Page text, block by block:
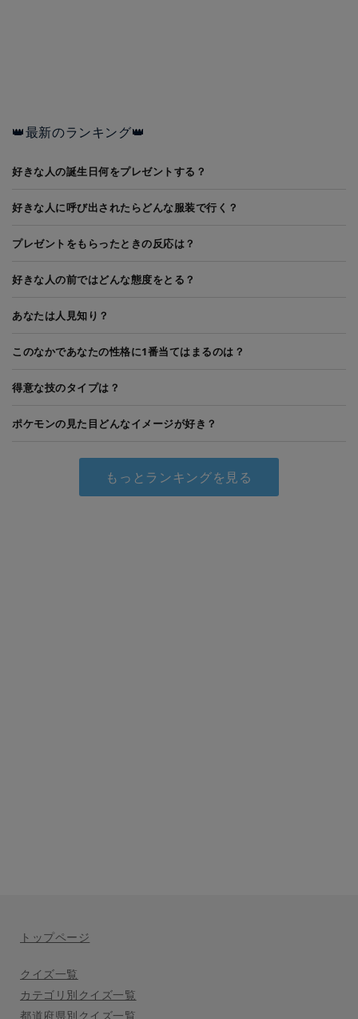
👑最新のランキング👑
好きな人の誕生日何をプレゼントする？
好きな人に呼び出されたらどんな服装で行く？
プレゼントをもらったときの反応は？
好きな人の前ではどんな態度をとる？
あなたは人見知り？
このなかであなたの性格に1番当てはまるのは？
得意な技のタイプは？
ポケモンの見た目どんなイメージが好き？
もっとランキングを見る
トップページ
クイズ一覧
カテゴリ別クイズ一覧
都道府県別クイズ一覧